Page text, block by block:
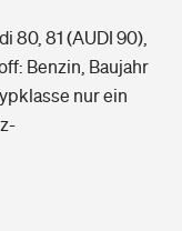
80, 81 (AUDI 90),
Benzin, Baujahr
nur ein